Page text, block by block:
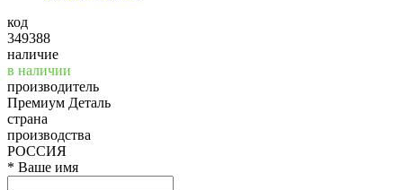
код
349388
наличие
в наличии
производитель
Премиум Деталь
страна
производства
РОССИЯ
* Ваше имя